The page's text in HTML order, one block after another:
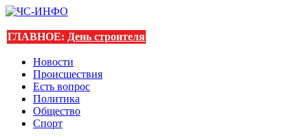
ГЛАВНОЕ: День строителя
Новости
Происшествия
Есть вопрос
Политика
Общество
Спорт